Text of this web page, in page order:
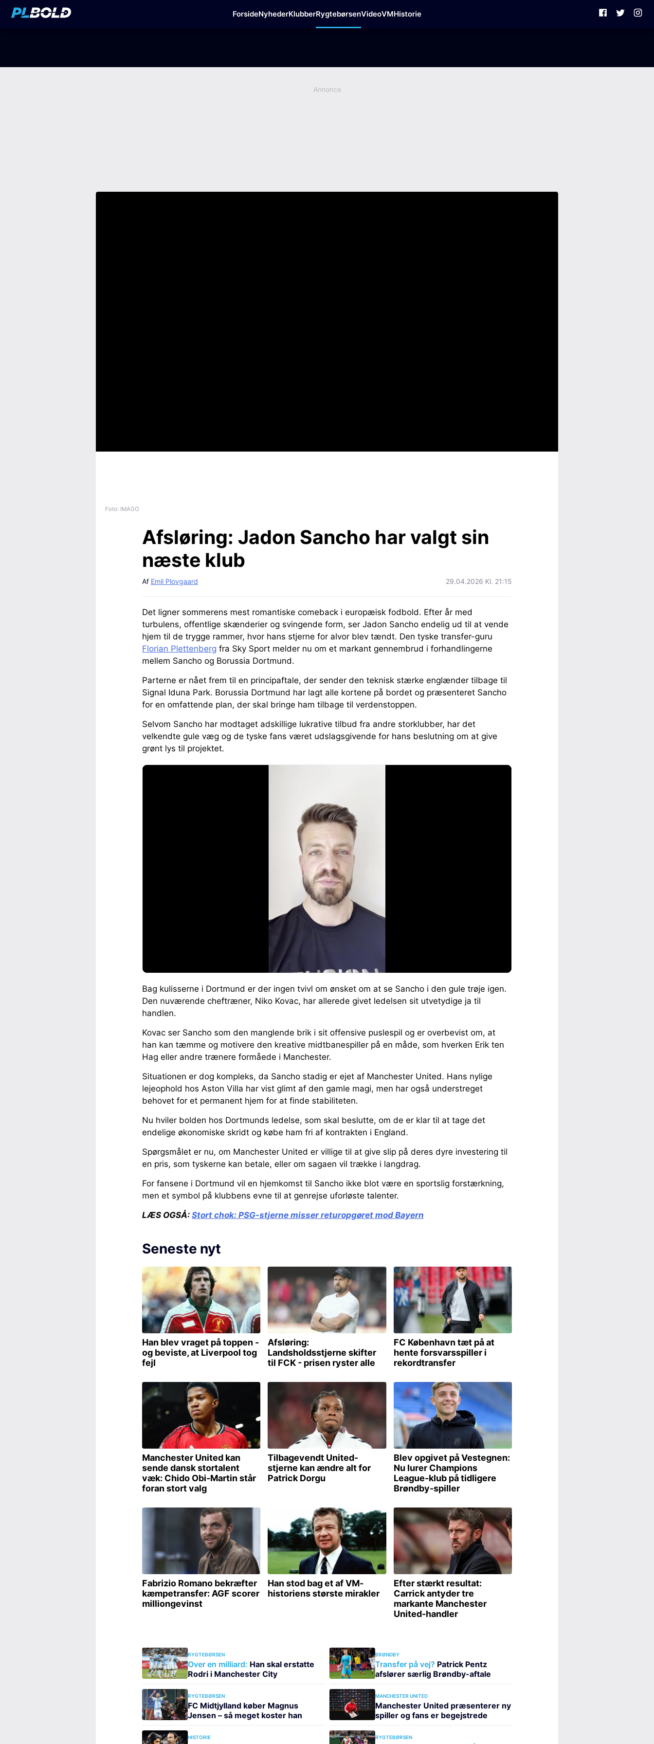
ForsideNyhederKlubberRygtebørsenVideoVMHistorie
Annonce
Foto: IMAGO
Afsløring: Jadon Sancho har valgt sin
næste klub
Af Emil Plovgaard 29.04.2026 Kl. 21:15
Det ligner sommerens mest romantiske comeback i europæisk fodbold. Efter år med
turbulens, offentlige skænderier og svingende form, ser Jadon Sancho endelig ud til at vende
hjem til de trygge rammer, hvor hans stjerne for alvor blev tændt. Den tyske transfer-guru
Florian Plettenberg fra Sky Sport melder nu om et markant gennembrud i forhandlingerne
mellem Sancho og Borussia Dortmund.
Parterne er nået frem til en principaftale, der sender den teknisk stærke englænder tilbage til
Signal Iduna Park. Borussia Dortmund har lagt alle kortene på bordet og præsenteret Sancho
for en omfattende plan, der skal bringe ham tilbage til verdenstoppen.
Selvom Sancho har modtaget adskillige lukrative tilbud fra andre storklubber, har det
velkendte gule væg og de tyske fans været udslagsgivende for hans beslutning om at give
grønt lys til projektet.
Bag kulisserne i Dortmund er der ingen tvivl om ønsket om at se Sancho i den gule trøje igen.
Den nuværende cheftræner, Niko Kovac, har allerede givet ledelsen sit utvetydige ja til
handlen.
Kovac ser Sancho som den manglende brik i sit offensive puslespil og er overbevist om, at
han kan tæmme og motivere den kreative midtbanespiller på en måde, som hverken Erik ten
Hag eller andre trænere formåede i Manchester.
Situationen er dog kompleks, da Sancho stadig er ejet af Manchester United. Hans nylige
lejeophold hos Aston Villa har vist glimt af den gamle magi, men har også understreget
behovet for et permanent hjem for at finde stabiliteten.
Nu hviler bolden hos Dortmunds ledelse, som skal beslutte, om de er klar til at tage det
endelige økonomiske skridt og købe ham fri af kontrakten i England.
Spørgsmålet er nu, om Manchester United er villige til at give slip på deres dyre investering til
en pris, som tyskerne kan betale, eller om sagaen vil trække i langdrag.
For fansene i Dortmund vil en hjemkomst til Sancho ikke blot være en sportslig forstærkning,
men et symbol på klubbens evne til at genrejse uforløste talenter.
LÆS OGSÅ: Stort chok: PSG-stjerne misser returopgøret mod Bayern
Seneste nyt
RYGTEBØRSEN
Over en milliard: Han skal erstatte
Rodri i Manchester City
BRØNDBY
Transfer på vej? Patrick Pentz
afslører særlig Brøndby-aftale
RYGTEBØRSEN
FC Midtjylland køber Magnus
Jensen – så meget koster han
MANCHESTER UNITED
Manchester United præsenterer ny
spiller og fans er begejstrede
HISTORIE RYGTEBØRSEN